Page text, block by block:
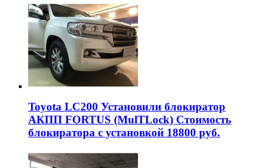
Toyota LC200 Установили блокиратор
АКПП FORTUS (MulTLock) Стоимость
блокиратора с установкой 18800 руб.